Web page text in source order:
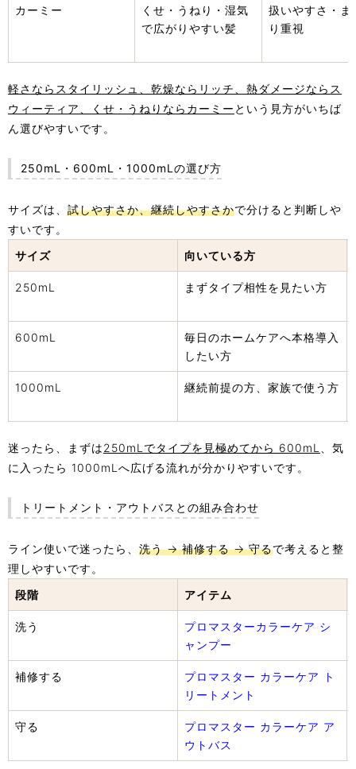
カーミー
くせ・うねり・湿気
で広がりやすい髪
扱いやすさ・ま
り重視
軽さならスタイリッシュ、乾燥ならリッチ、熱ダメージならス
ウィーティア、くせ・うねりならカーミー という見方がいちば
ん選びやすいです。
250mL・600mL・1000mLの選び方
サイズは、 試しやすさか、継続しやすさかで分けると判断しや
すいです。
サイズ
向いている方
250mL まずタイプ相性を見たい方
600mL
毎日のホームケアへ本格導入
したい方
1000mL 継続前提の方、家族で使う方
迷ったら、まずは250mLでタイプを見極めてから 600mL
、気
に入ったら 1000mLへ広げる流れが分かりやすいです。
トリートメント・アウトバスとの組み合わせ
ライン使いで迷ったら、 洗う → 補修する → 守るで考えると整
理しやすいです。
段階
アイテム
洗う
プロマスターカラーケア シ
ャンプー
補修する
プロマスター カラーケア ト
リートメント
守る
プロマスター カラーケア ア
ウトバス